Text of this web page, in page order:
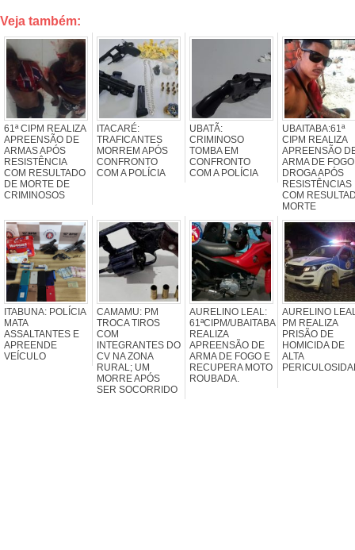
Veja também:
61ª CIPM REALIZA
APREENSÃO DE
ARMAS APÓS
RESISTÊNCIA
COM RESULTADO
DE MORTE DE
CRIMINOSOS
ITACARÉ:
TRAFICANTES
MORREM APÓS
CONFRONTO
COM A POLÍCIA
UBATÃ:
CRIMINOSO
TOMBA EM
CONFRONTO
COM A POLÍCIA
UBAITABA:61ª
CIPM REALIZA
APREENSÃO
ARMA DE
DROGA APÓS
RESISTÊNCIAS
COM
MORTE
ITABUNA: POLÍCIA
MATA
ASSALTANTES E
APREENDE
VEÍCULO
CAMAMU: PM
TROCA TIROS
COM
INTEGRANTES DO
CV NA ZONA
RURAL; UM
MORRE APÓS
SER SOCORRIDO
AURELINO LEAL:
61ªCIPM/UBAITABA
REALIZA
APREENSÃO DE
ARMA DE FOGO E
RECUPERA MOTO
ROUBADA.
AURELINO
PM REALIZA
PRISÃO DE
HOMICIDA DE
ALTA